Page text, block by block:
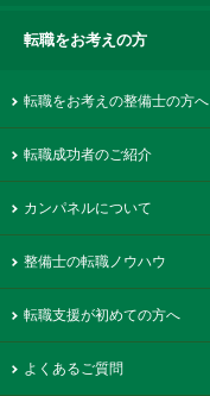
転職をお考えの方
転職をお考えの整備士の方へ
転職成功者のご紹介
カンパネルについて
整備士の転職ノウハウ
転職支援が初めての方へ
よくあるご質問